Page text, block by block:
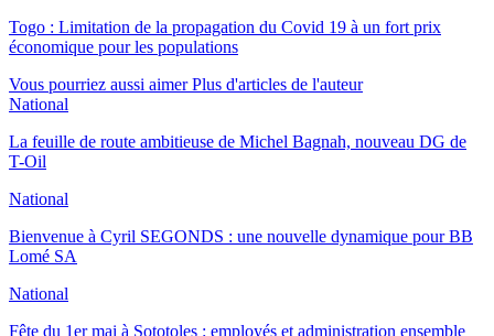
Togo : Limitation de la propagation du Covid 19 à un fort prix
économique pour les populations
Vous pourriez aussi aimer Plus d'articles de l'auteur
National
La feuille de route ambitieuse de Michel Bagnah, nouveau DG de
T-Oil
National
Bienvenue à Cyril SEGONDS : une nouvelle dynamique pour BB
Lomé SA
National
Fête du 1er mai à Sototoles : employés et administration ensemble